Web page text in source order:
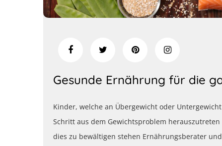
Gesunde Ernährung für die
Kinder, welche an Übergewicht oder
Schritt aus dem Gewichtsproblem
dies zu bewältigen stehen Ernährungsberater